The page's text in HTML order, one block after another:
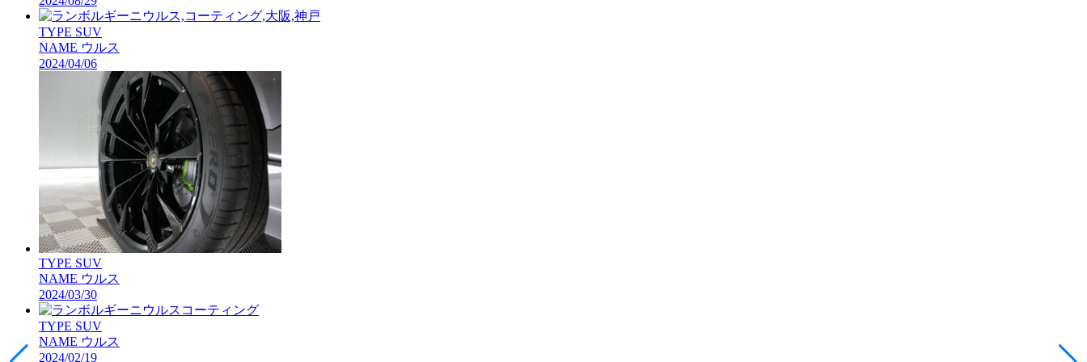
TYPE SUV
NAME ウルス
2024/04/06
TYPE SUV
NAME ウルス
2024/03/30
TYPE SUV
NAME ウルス
2024/02/19